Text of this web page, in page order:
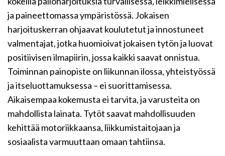
ja paineettomassa ympäristössä. Jokaisen
harjoituskerran ohjaavat koulutetut ja innostuneet
valmentajat, jotka huomioivat jokaisen tytön ja luovat
positiivisen ilmapiirin, jossa kaikki saavat onnistua.
Toiminnan painopiste on liikunnan ilossa, yhteistyössä
ja itseluottamuksessa – ei suorittamisessa.
Aikaisempaa kokemusta ei tarvita, ja varusteita on
mahdollista lainata. Tytöt saavat mahdollisuuden
kehittää motoriikkaansa, liikkumistaitojaan ja
sosiaalista varmuuttaan omaan tahtiinsa.